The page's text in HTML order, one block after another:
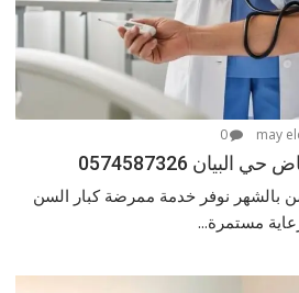
0
0574587326
بالشهر نوفر خدمة ممرضة كبار السن
مستمرة...